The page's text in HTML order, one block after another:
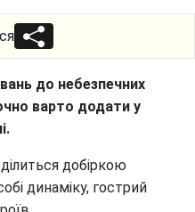
до небезпечних
варто додати у
добіркою
динаміку, гострий